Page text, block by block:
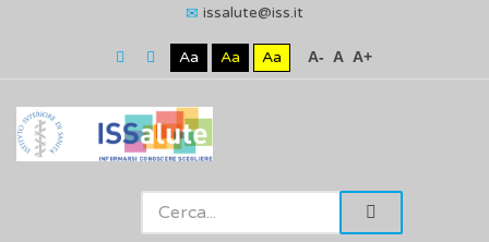
issalute@iss.it
Aa Aa Aa A- A A+